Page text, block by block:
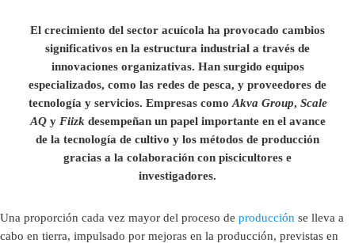
El crecimiento del sector acuícola ha provocado cambios
significativos en la estructura industrial a través de
innovaciones organizativas. Han surgido equipos
especializados, como las redes de pesca, y proveedores de
tecnología y servicios. Empresas como Akva Group, Scale
AQy Fiizk desempeñan un papel importante en el avance
de la tecnología de cultivo y los métodos de producción
gracias a la colaboración con piscicultores e
investigadores.
Una proporción cada vez mayor del proceso de producción se lleva a
cabo en tierra, impulsado por mejoras en la producción, previstas en